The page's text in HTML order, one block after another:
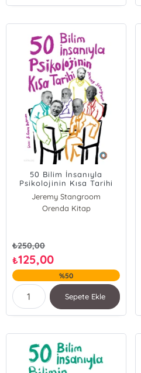
50 Bilim İnsanıyla
Psikolojinin Kısa Tarihi
Jeremy Stangroom
Orenda Kitap
₺250,00
₺125,00
%50
Sepete Ekle